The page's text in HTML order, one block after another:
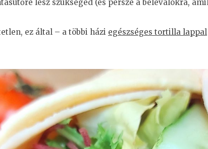
lesz szükséged (és persze a belevalókra,
ez által – a többi házi egészséges tortilla lappal